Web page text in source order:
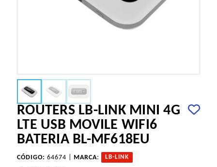
ROUTERS LB-LINK MINI 4G
LTE USB MOVILE WIFI6
BATERIA BL-MF618EU
CÓDIGO: 64674 | MARCA: LB-LINK